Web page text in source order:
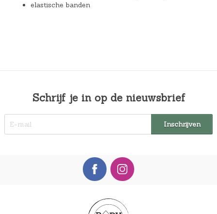
elastische banden
Schrijf je in op de nieuwsbrief